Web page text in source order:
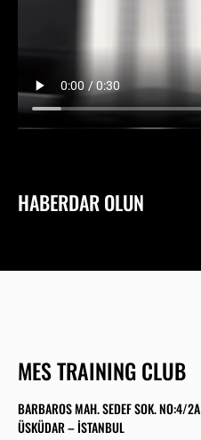
HABERDAR OLUN
MES TRAINING CLUB
BARBAROS MAH. SEDEF SOK. NO:4/2A
ÜSKÜDAR – İSTANBUL